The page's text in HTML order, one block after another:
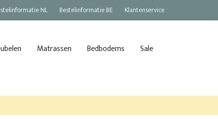
NL Bestelinformatie BE Klantenservice
Matrassen Bedbodems Sale